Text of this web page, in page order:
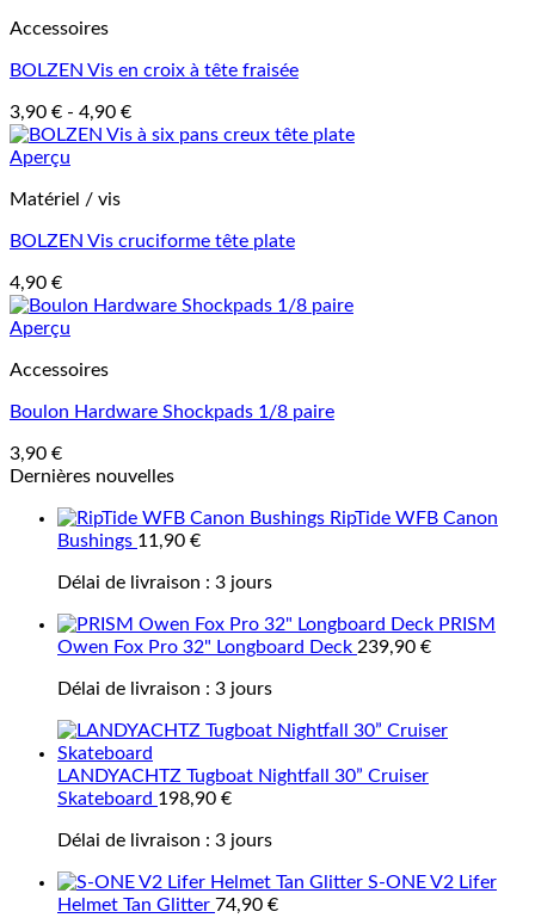
Accessoires
BOLZEN Vis en croix à tête fraisée
3,90 € - 4,90 €
Aperçu
Matériel / vis
BOLZEN Vis cruciforme tête plate
4,90 €
Aperçu
Accessoires
Boulon Hardware Shockpads 1/8 paire
3,90 €
Dernières nouvelles
RipTide WFB Canon
Bushings 11,90 €
Délai de livraison : 3 jours
PRISM
Owen Fox Pro 32" Longboard Deck 239,90 €
Délai de livraison : 3 jours
LANDYACHTZ Tugboat Nightfall 30” Cruiser
Skateboard 198,90 €
Délai de livraison : 3 jours
S-ONE V2 Lifer
Helmet Tan Glitter 74,90 €